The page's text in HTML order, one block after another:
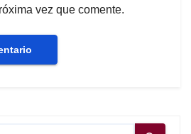
vez que comente.